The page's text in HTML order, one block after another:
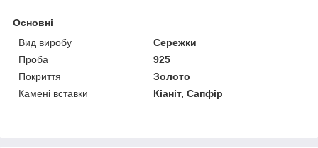
Основні
Вид виробу
Сережки
Проба
925
Покриття
Золото
Камені вставки
Кіаніт, Сапфір